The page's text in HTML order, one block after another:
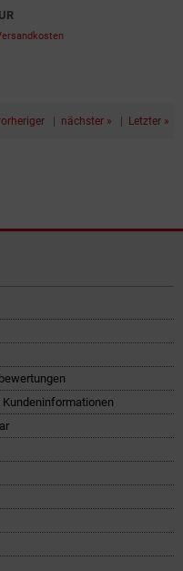
| nächster » | Letzter »